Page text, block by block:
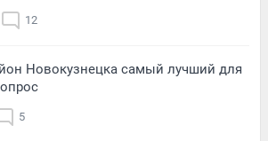
12
Новокузнецка самый лучший для
5